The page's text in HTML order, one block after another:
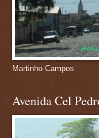
Martinho Campos
Avenida Cel